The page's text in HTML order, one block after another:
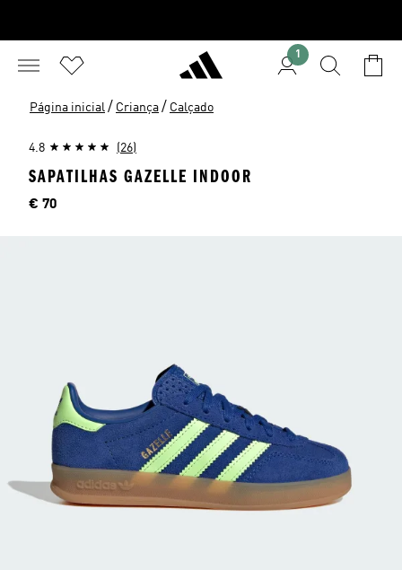
1
Página inicial / Criança / Calçado
4.8 (26)
SAPATILHAS GAZELLE INDOOR
Preço
€ 70